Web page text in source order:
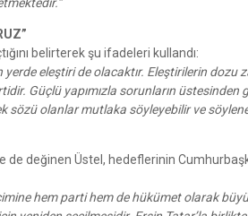
belirterek şu ifadeleri kullandı:
eleştiri de olacaktır. Eleştirilerin
Güçlü yapımızla sorunların
sözü olanlar mutlaka söyleyebilir ve
de değinen Üstel, hedeflerinin
hem parti hem de hükümet olarak